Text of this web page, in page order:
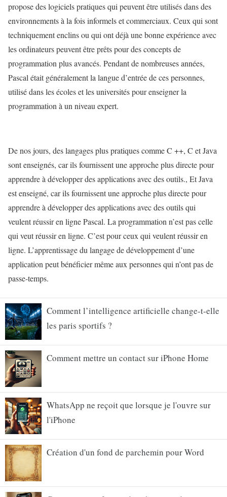
propose des logiciels pratiques qui peuvent être utilisés dans des
environnements à la fois informels et commerciaux. Ceux qui sont
techniquement enclins ou qui ont déjà une bonne expérience avec
les ordinateurs peuvent être prêts pour des concepts de
programmation plus avancés. Pendant de nombreuses années,
Pascal était généralement la langue d’entrée de ces personnes,
utilisé dans les écoles et les universités pour enseigner la
programmation à un niveau expert.
De nos jours, des langages plus pratiques comme C ++, C et Java
sont enseignés, car ils fournissent une approche plus directe pour
apprendre à développer des applications avec des outils., Et Java
est enseigné, car ils fournissent une approche plus directe pour
apprendre à développer des applications avec des outils qui
veulent réussir en ligne Pascal. La programmation n’est pas celle
qui veut réussir en ligne. C’est pour ceux qui veulent réussir en
ligne. L’apprentissage du langage de développement d’une
application peut bénéficier même aux personnes qui n’ont pas de
passe-temps.
Comment l’intelligence artificielle change-t-elle
les paris sportifs ?
Comment mettre un contact sur iPhone Home
WhatsApp ne reçoit que lorsque je l'ouvre sur
l'iPhone
Création d'un fond de parchemin pour Word